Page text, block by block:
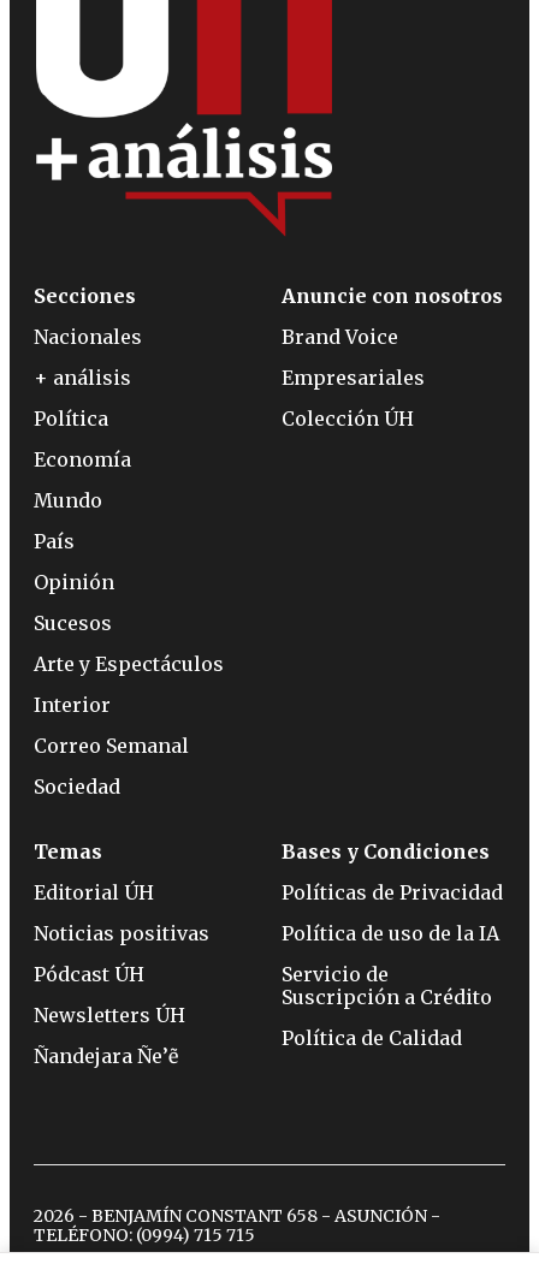
Secciones
Nacionales
+ análisis
Política
Economía
Mundo
País
Opinión
Sucesos
Arte y Espectáculos
Interior
Correo Semanal
Sociedad
Anuncie con nosotros
Brand Voice
Empresariales
Colección ÚH
Temas
Editorial ÚH
Noticias positivas
Pódcast ÚH
Newsletters ÚH
Ñandejara Ñe’ẽ
Bases y Condiciones
Políticas de Privacidad
Política de uso de la IA
Servicio de
Suscripción a Crédito
Política de Calidad
2026 - BENJAMÍN CONSTANT 658 - ASUNCIÓN -
TELÉFONO: (0994) 715 715